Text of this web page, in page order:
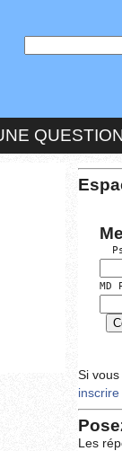
MD
Si
inscrire
Les